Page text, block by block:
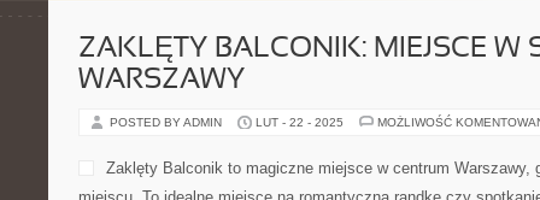
ZAKLĘTY BALCONIK: MIEJSCE W
WARSZAWY
POSTED BY ADMIN LUT - 22 - 2025 MOŻLIWOŚĆ
Zaklęty Balconik to magiczne miejsce w centrum Warszawy,